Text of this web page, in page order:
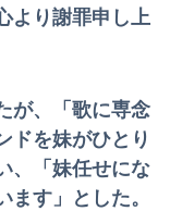
より謝罪申し上
が、「歌に専念
を妹がひとり
、「妹任せにな
す」とした。